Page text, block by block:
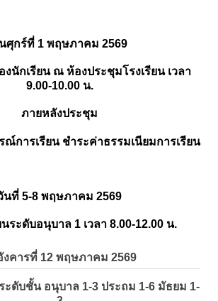
ศุกร์ที่ 1 พฤษภาคม 2569
นักเรียน ณ ห้องประชุมโรงเรียน เวลา
9.00-10.00 น.
ภายหลังประชุม
การเรียน ชำระค่าธรรมเนียมการเรียน
นที่ 5-8 พฤษภาคม 2569
นระดับอนุบาล 1 เวลา 8.00-12.00 น.
งคารที่ 12 พฤษภาคม 2569
ะดับชั้น อนุบาล 1-3 ประถม 1-6 มัธยม 1-